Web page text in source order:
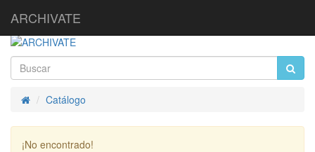
ARCHIVATE
InicioCatálogo
¡No encontrado!